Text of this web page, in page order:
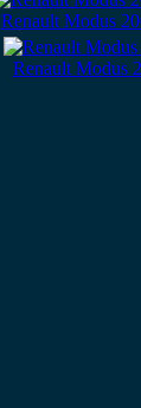
Renault Modus
Renault Modus